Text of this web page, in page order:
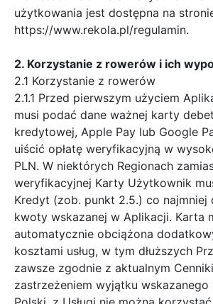
użytkowania jest dostępna na
https://www.rekola.pl/regulamin.
2. Korzystanie z rowerów i ich
2.1 Korzystanie z rowerów
2.1.1 Przed pierwszym użyciem
musi podać dane ważnej karty
kredytowej, Apple Pay lub Google
uiścić opłatę weryfikacyjną w
PLN. W niektórych Regionach
weryfikacyjnej Karty Użytkownik
Kredyt (zob. punkt 2.5.) co najmniej
kwoty wskazanej w Aplikacji. Karta
automatycznie obciążona
kosztami usług, w tym dłuższych
zawsze zgodnie z aktualnym
zastrzeżeniem wyjątku wskazanego